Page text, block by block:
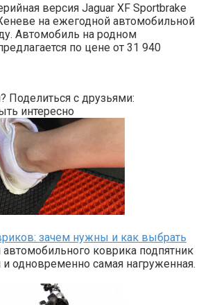
версия Jaguar XF Sportbrake
на ежегодной автомобильной
Автомобиль на родном
по цене от 31 940
Поделиться с друзьями:
интересно
зачем нужны и как выбрать
коврика подпятник
одновременно самая нагруженная.